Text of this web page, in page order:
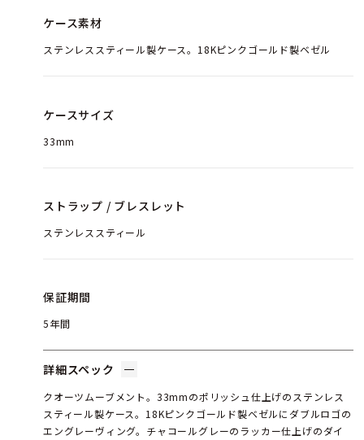
ケース素材
ステンレススティール製ケース。18Kピンクゴールド製ベゼル
ケースサイズ
33mm
ストラップ / ブレスレット
ステンレススティール
保証期間
5年間
詳細スペック
クオーツムーブメント。33mmのポリッシュ仕上げのステンレス
スティール製ケース。18Kピンクゴールド製ベゼルにダブルロゴの
エングレーヴィング。チャコールグレーのラッカー仕上げのダイ